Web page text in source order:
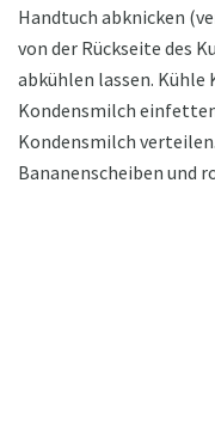
Handtuch abknicken
von der Rückseite des
abkühlen lassen.
Kondensmilch
Kondensmilch
Bananenscheiben und